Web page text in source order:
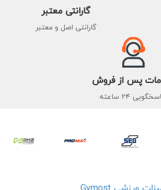
گارانتی معتبر
گارانتی اصل و معتبر
پس از فروش
24 ساعته